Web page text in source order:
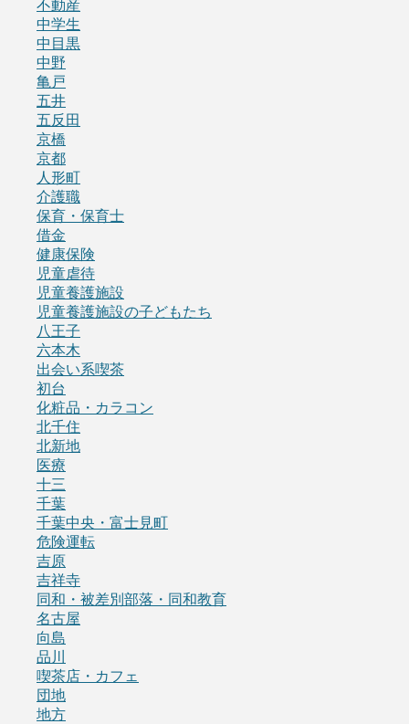
不動産
中学生
中目黒
中野
亀戸
五井
五反田
京橋
京都
人形町
介護職
保育・保育士
借金
健康保険
児童虐待
児童養護施設
児童養護施設の子どもたち
八王子
六本木
出会い系喫茶
初台
化粧品・カラコン
北千住
北新地
医療
十三
千葉
千葉中央・富士見町
危険運転
吉原
吉祥寺
同和・被差別部落・同和教育
名古屋
向島
品川
喫茶店・カフェ
団地
地方